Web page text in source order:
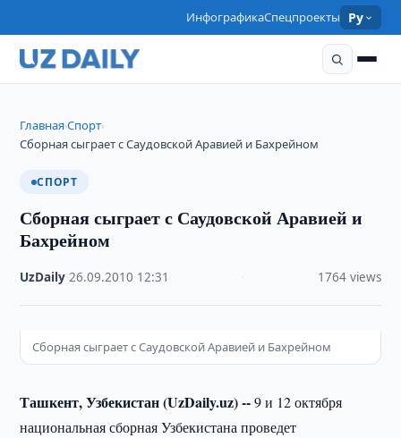
ИнфографикаСпецпроекты Ру
Главная›Спорт›
Сборная сыграет с Саудовской Аравией и Бахрейном
СПОРТ
Сборная сыграет с Саудовской Аравией и
Бахрейном
UzDaily ·26.09.2010 12:31 1764 views
Сборная сыграет с Саудовской Аравией и Бахрейном
Ташкент, Узбекистан (UzDaily.uz) --9 и 12 октября
национальная сборная Узбекистана проведет